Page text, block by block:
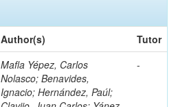
Author(s)
Tutor
Mafla Yépez, Carlos
Nolasco; Benavides,
Ignacio; Hernández, Paúl;
-